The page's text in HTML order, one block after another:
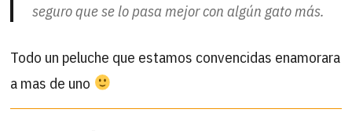
seguro que se lo pasa mejor con algún gato más.
Todo un peluche que estamos convencidas enamorara
a mas de uno